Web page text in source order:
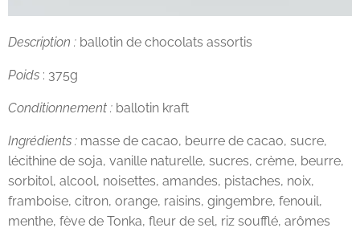
Description : ballotin de chocolats assortis
Poids : 375g
Conditionnement : ballotin kraft
Ingrédients : masse de cacao, beurre de cacao, sucre,
lécithine de soja, vanille naturelle, sucres, crème, beurre,
sorbitol, alcool, noisettes, amandes, pistaches, noix,
framboise, citron, orange, raisins, gingembre, fenouil,
menthe, fève de Tonka, fleur de sel, riz soufflé, arômes